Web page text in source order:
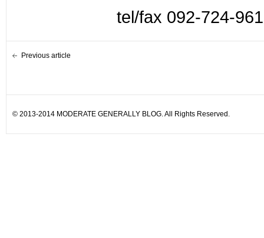
tel/fax 092-724-
Previous article
© 2013-2014 MODERATE GENERALLY BLOG. All Rights Reserved.